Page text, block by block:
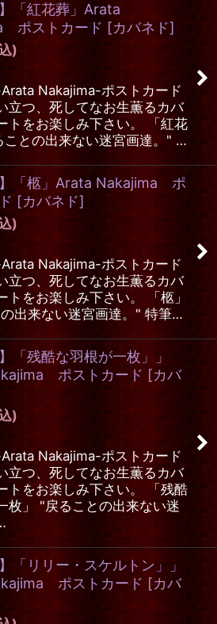
】「紅花葬」Arata
ポストカード [カバネド]
)
Nakajima-ポストカード
立つ、死してなお生薫るカバ
トをお楽しみ下さい。 「紅花
ことの出来ない迷宮画達。" …
】「柩」Arata Nakajima ポ
[カバネド]
)
Nakajima-ポストカード
立つ、死してなお生薫るカバ
トをお楽しみ下さい。 「柩」
出来ない迷宮画達。" 特筆…
「残酷な羽根が一枚」」
ポストカード [カバ
)
Nakajima-ポストカード
立つ、死してなお生薫るカバ
トをお楽しみ下さい。 「残酷
枚」 "戻ることの出来ない迷
「リリー・スケルトン」」
ポストカード [カバ